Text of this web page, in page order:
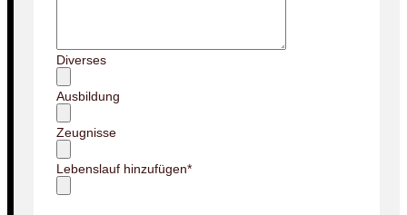
Diverses
Ausbildung
Zeugnisse
Lebenslauf hinzufügen*